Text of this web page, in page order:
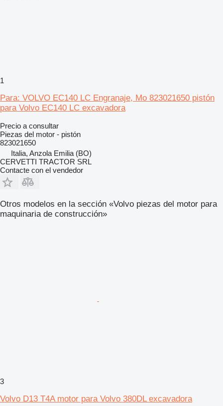
1
Para: VOLVO EC140 LC Engranaje, Mo 823021650 pistón
para Volvo EC140 LC excavadora
Precio a consultar
Piezas del motor - pistón
823021650
Italia, Anzola Emilia (BO)
CERVETTI TRACTOR SRL
Contacte con el vendedor
Otros modelos en la sección «Volvo piezas del motor para
maquinaria de construcción»
3
Volvo D13 T4A motor para Volvo 380DL excavadora